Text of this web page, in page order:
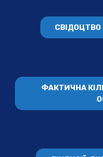
ФАКТИЧНА